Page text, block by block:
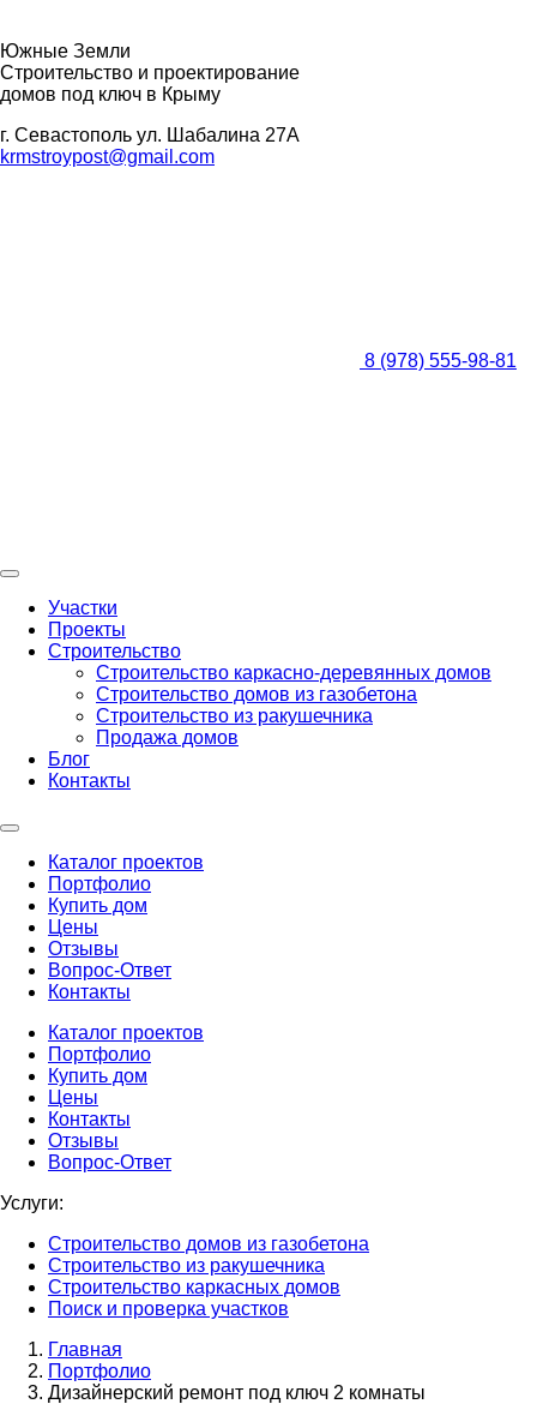
Южные Земли
Строительство и проектирование
домов под ключ в Крыму
г. Севастополь ул. Шабалина 27А
krmstroypost@gmail.com
8 (978) 555-98-81
Участки
Проекты
Строительство
Строительство каркасно-деревянных домов
Строительство домов из газобетона
Строительство из ракушечника
Продажа домов
Блог
Контакты
Каталог проектов
Портфолио
Купить дом
Цены
Отзывы
Вопрос-Ответ
Контакты
Каталог проектов
Портфолио
Купить дом
Цены
Контакты
Отзывы
Вопрос-Ответ
Услуги:
Строительство домов из газобетона
Строительство из ракушечника
Строительство каркасных домов
Поиск и проверка участков
Главная
Портфолио
Дизайнерский ремонт под ключ 2 комнаты